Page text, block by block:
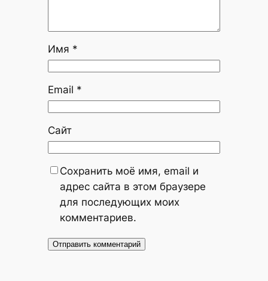
Имя *
Email *
Сайт
Сохранить моё имя, email и
адрес сайта в этом браузере
для последующих моих
комментариев.